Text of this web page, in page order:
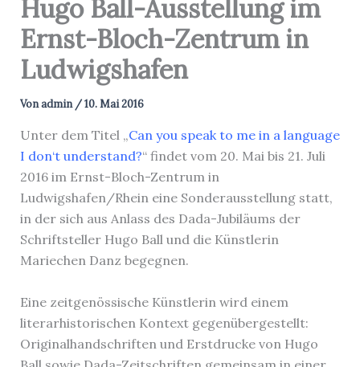
Hugo Ball-Ausstellung im
Ernst-Bloch-Zentrum in
Ludwigshafen
Vonadmin /10. Mai 2016
Unter dem Titel „Can you speak to me in a language
I don‘t understand?“ findet vom 20. Mai bis 21. Juli
2016 im Ernst-Bloch-Zentrum in
Ludwigshafen/Rhein eine Sonderausstellung statt,
in der sich aus Anlass des Dada-Jubiläums der
Schriftsteller Hugo Ball und die Künstlerin
Mariechen Danz begegnen.
Eine zeitgenössische Künstlerin wird einem
literarhistorischen Kontext gegenübergestellt:
Originalhandschriften und Erstdrucke von Hugo